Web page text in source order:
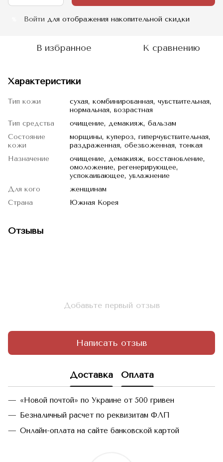
Войти для отображения накопительной скидки
В избранное К сравнению
Характеристики
Тип кожи
сухая, комбинированная, чувствительная,
нормальная, возрастная
Тип средства
очищение, демакияж, бальзам
Состояние
кожи
морщины, купероз, гиперчувствительная,
раздраженная, обезвоженная, тонкая
Назначение
очищение, демакияж, восстановление,
омоложение, регенерирующее,
успокаивающее, увлажнение
Для кого
женщинам
Страна
Южная Корея
Отзывы
Добавьте первый отзыв
Написать отзыв
Доставка Оплата
«Новой почтой» по Украине от 500 гривен
Безналичный расчет по реквизитам ФЛП
Онлайн-оплата на сайте банковской картой